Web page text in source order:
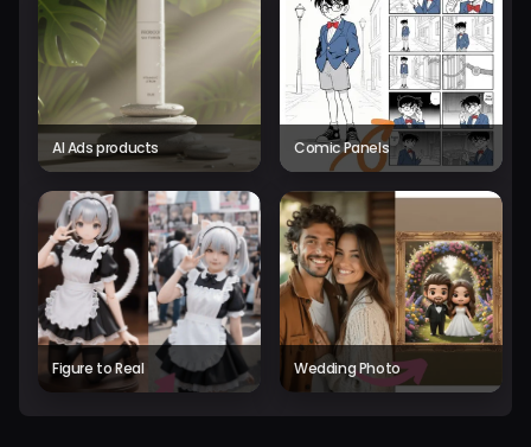
AI Ads products Comic Panels
Figure to Real Wedding Photo